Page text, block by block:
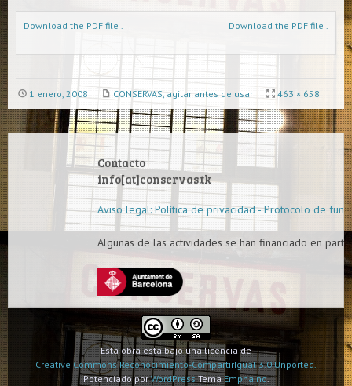
Download the PDF file . Download the PDF file .
1 enero, 2008 CONSERVAS, agitar antes de usar 463 × 658
Contacto
info[at]conservas.tk
Aviso legal: Política de privacidad - Protocolo de
Algunas de las actividades se han financiado en
Esta obra está bajo una licencia de
Creative Commons Reconocimiento-CompartirIgual 3.0 Unported.
Potenciado porWordPressTemaEmphaino.